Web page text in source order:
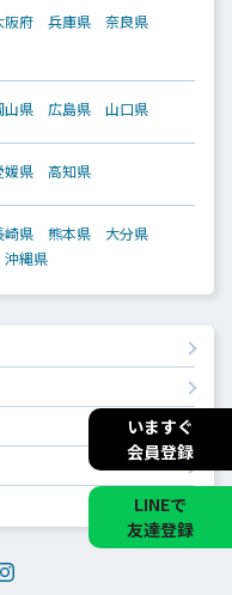
いますぐ
会員登録
LINEで
友達登録
阪府 兵庫県
奈良県
山県 広島県 山口県
媛県 高知県
崎県 熊本県
大分県
沖縄県